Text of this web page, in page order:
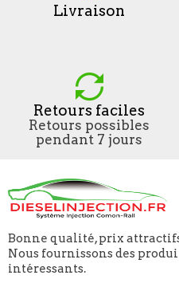
Livraison
Retours faciles
Retours possibles
pendant 7 jours
Bonne qualité, prix
Nous fournissons des
intéressants.